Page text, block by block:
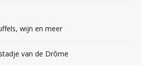
wijn en meer
van de Drôme